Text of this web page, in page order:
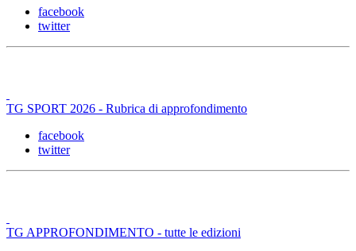
facebook
twitter
TG SPORT 2026 - Rubrica di approfondimento
facebook
twitter
TG APPROFONDIMENTO - tutte le edizioni